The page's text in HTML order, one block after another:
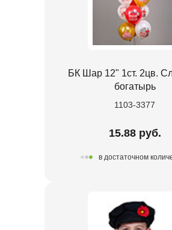
БК Шар 12" 1ст. 2цв.
богатырь
1103-3377
15.88 руб.
в достаточном